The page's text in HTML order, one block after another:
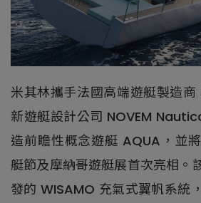
米其林攜手法國高端遊艇製造商
新遊艇設計公司 NOVEM
造前瞻性概念遊艇 AQUA，並
艇節及摩納哥遊艇展首次亮相。
發的 WISAMO 充氣式翼帆系統